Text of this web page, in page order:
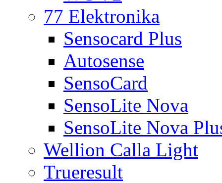
77 Elektronika
Sensocard Plus
Autosense
SensoCard
SensoLite Nova
SensoLite Nova
Wellion Calla Light
Trueresult